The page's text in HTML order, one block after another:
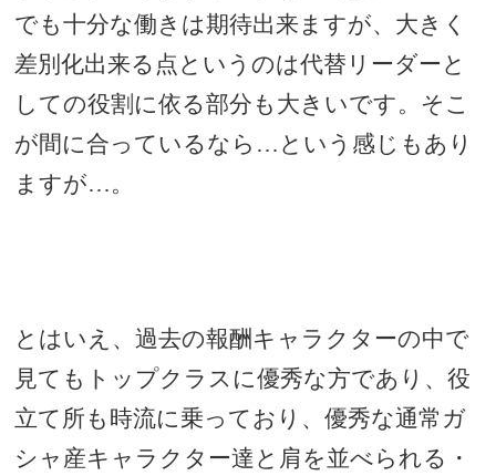
でも十分な働きは期待出来ますが、大きく
差別化出来る点というのは代替リーダーと
しての役割に依る部分も大きいです。そこ
が間に合っているなら…という感じもあり
ますが…。
とはいえ、過去の報酬キャラクターの中で
見てもトップクラスに優秀な方であり、役
立て所も時流に乗っており、優秀な通常ガ
シャ産キャラクター達と肩を並べられる・